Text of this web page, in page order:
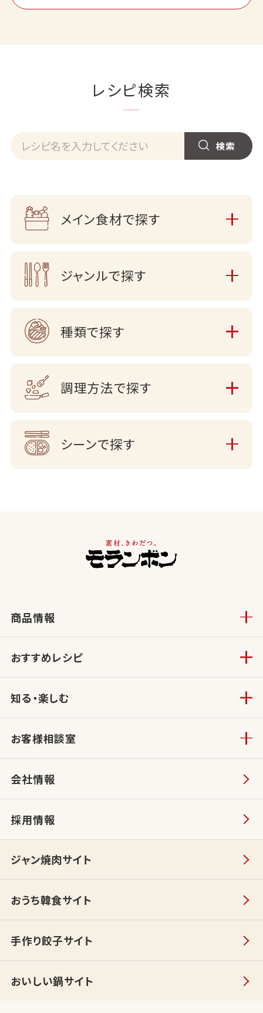
レシピ検索
メイン食材で探す
ジャンルで探す
種類で探す
調理方法で探す
シーンで探す
商品情報
おすすめレシピ
知る・楽しむ
お客様相談室
会社情報
採用情報
ジャン焼肉サイト
おうち韓食サイト
手作り餃子サイト
おいしい鍋サイト